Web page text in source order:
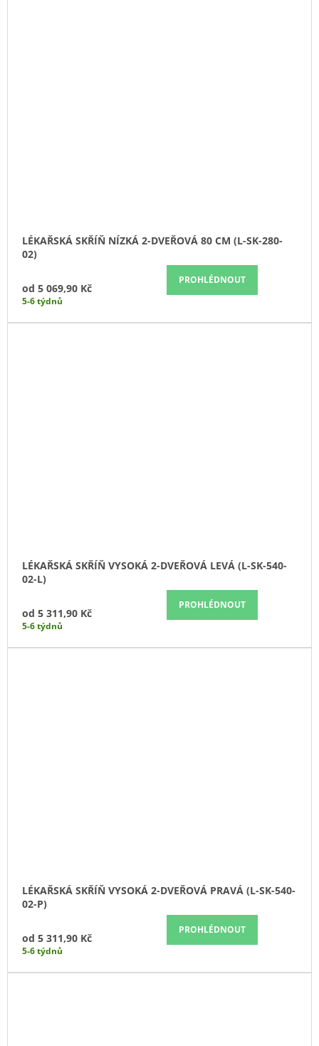
LÉKAŘSKÁ SKŘÍŇ NÍZKÁ 2-DVEŘOVÁ 80 CM (L-SK-280-
02)
od 5 069,90 Kč
PROHLÉDNOUT
5-6 týdnů
LÉKAŘSKÁ SKŘÍŇ VYSOKÁ 2-DVEŘOVÁ LEVÁ (L-SK-540-
02-L)
od 5 311,90 Kč
PROHLÉDNOUT
5-6 týdnů
LÉKAŘSKÁ SKŘÍŇ VYSOKÁ 2-DVEŘOVÁ PRAVÁ (L-SK-540-
02-P)
od 5 311,90 Kč
PROHLÉDNOUT
5-6 týdnů